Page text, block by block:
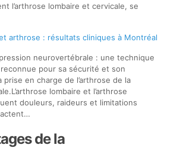
l’arthrose lombaire et cervicale, se
arthrose : résultats cliniques à Montréal
neurovertébrale : une technique
pour sa sécurité et son
en charge de l’arthrose de la
lombaire et l’arthrose
douleurs, raideurs et limitations
de la